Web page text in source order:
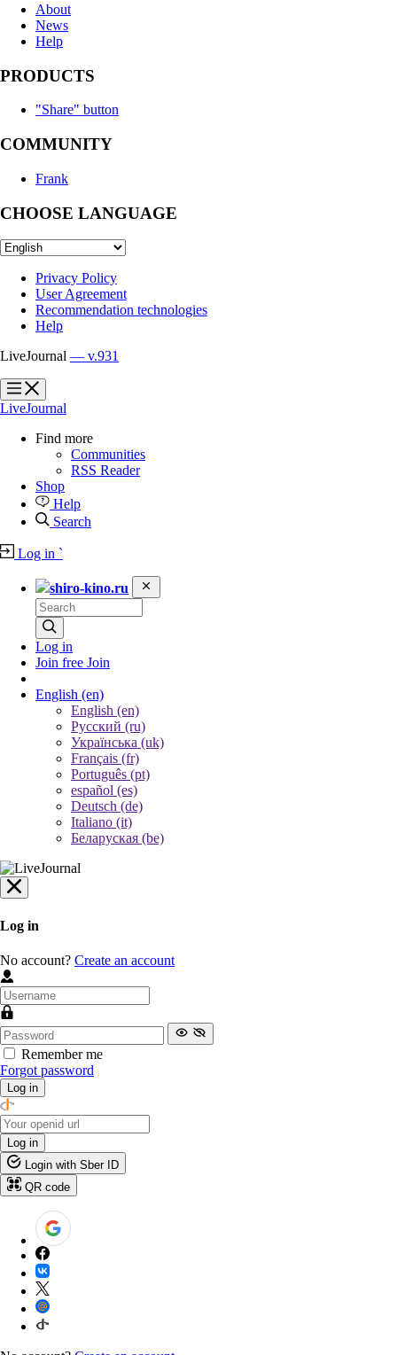
About
News
Help
PRODUCTS
"Share" button
COMMUNITY
Frank
CHOOSE LANGUAGE
Privacy Policy
User Agreement
Recommendation technologies
Help
LiveJournal — v.931
?
?
LiveJournal
Find more
Communities
RSS Reader
Shop
Help
Search
Log in `
shiro-kino.ru
Log in
Join free Join
English (en)
English (en)
Русский (ru)
Українська (uk)
Français (fr)
Português (pt)
español (es)
Deutsch (de)
Italiano (it)
Беларуская (be)
Log in
No account? Create an account
Remember me
Forgot password
Log in
Log in
Login with Sber ID
QR code